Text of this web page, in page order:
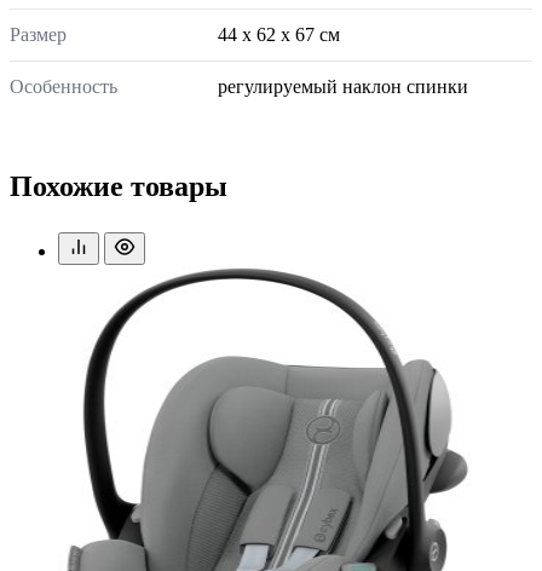
Размер 44 x 62 x 67 см
Особенность регулируемый наклон спинки
Похожие товары